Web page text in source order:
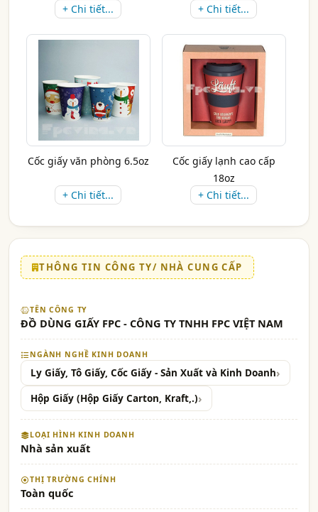
+ Chi tiết...
+ Chi tiết...
Cốc giấy văn phòng 6.5oz
+ Chi tiết...
Cốc giấy lạnh cao cấp
18oz
+ Chi tiết...
THÔNG TIN CÔNG TY/ NHÀ CUNG CẤP
TÊN CÔNG TY
ĐỒ DÙNG GIẤY FPC - CÔNG TY TNHH FPC VIỆT NAM
NGÀNH NGHỀ KINH DOANH
Ly Giấy, Tô Giấy, Cốc Giấy - Sản Xuất và Kinh Doanh
Hộp Giấy (Hộp Giấy Carton, Kraft,.)
LOẠI HÌNH KINH DOANH
Nhà sản xuất
THỊ TRƯỜNG CHÍNH
Toàn quốc